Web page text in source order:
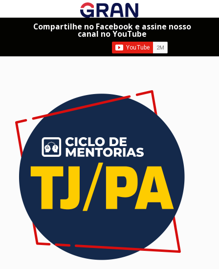
Compartilhe no Facebook e assine nosso
canal no YouTube